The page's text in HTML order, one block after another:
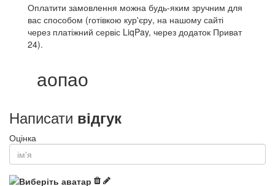
Оплатити замовлення можна будь-яким зручним для
вас способом (готівкою кур'єру, на нашому сайті
через платіжний сервіс LiqPay, через додаток Приват
24).
аопао
Написати відгук
Оцінка